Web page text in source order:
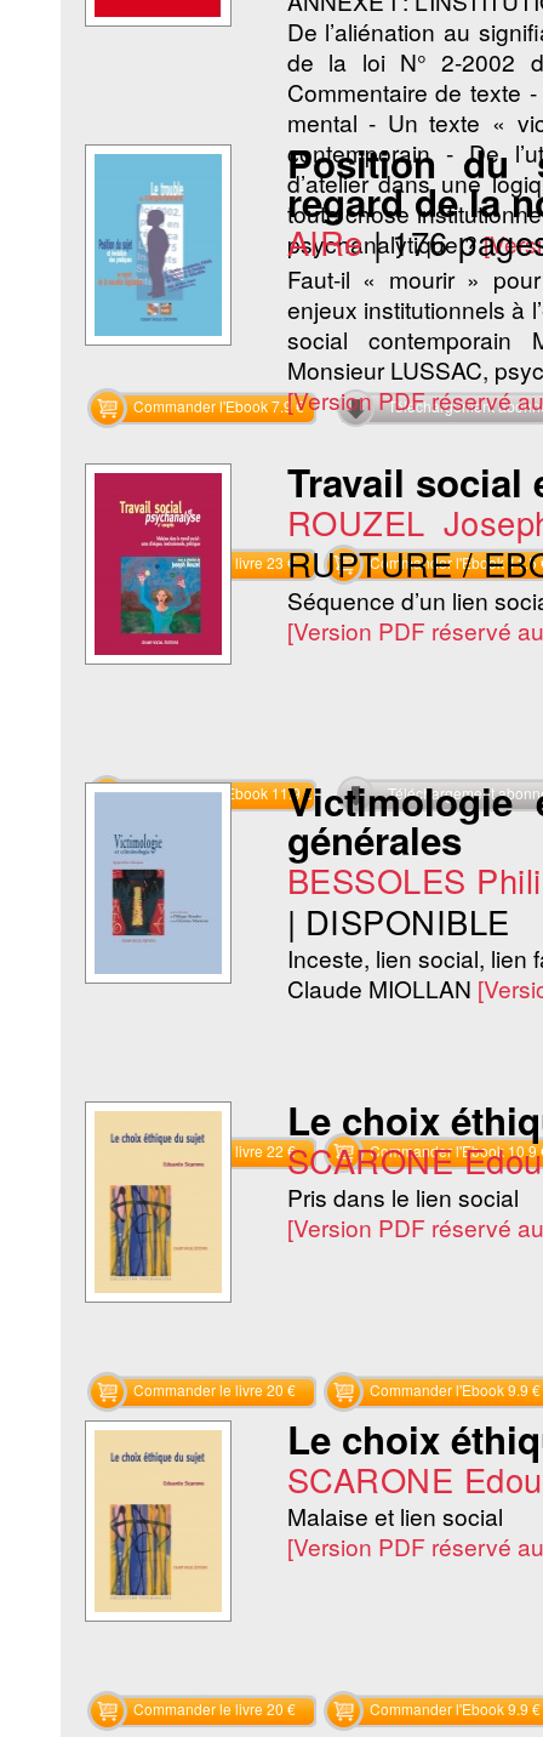
De l’aliénation au
de la loi N° 2-2002
Commentaire de texte
mental - Un texte «
contemporain - De
d’atelier dans une
toute chose
psychanalytique ?
Commander l'Ebook 7.9 € Téléchargement
Position du
regard de la
AIRe |176
Faut-il « mourir »
enjeux institutionnels à
social contemporain
Monsieur LUSSAC,
[Version PDF réservé
Commander le livre 23 € Commander l'Ebook 11.5
Travail social
ROUZEL
RUPTURE /
Séquence d’un lien
[Version PDF réservé
Commander l'Ebook 11.9 € Téléchargement
Victimologie
générales
BESSOLES
| DISPONIBLE
Inceste, lien social, lien
Claude MIOLLAN
Commander le livre 22 € Commander l'Ebook 10.9
Le choix
SCARONE
Pris dans le lien social
[Version PDF réservé
Commander le livre 20 € Commander l'Ebook 9.9 €
Le choix
SCARONE
Malaise et lien social
[Version PDF réservé
Commander le livre 20 € Commander l'Ebook 9.9 €